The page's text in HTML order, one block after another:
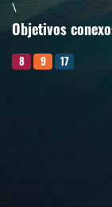
\
Objetivos
8 9 17